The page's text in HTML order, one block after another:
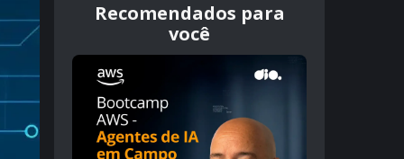
Recomendados para
você